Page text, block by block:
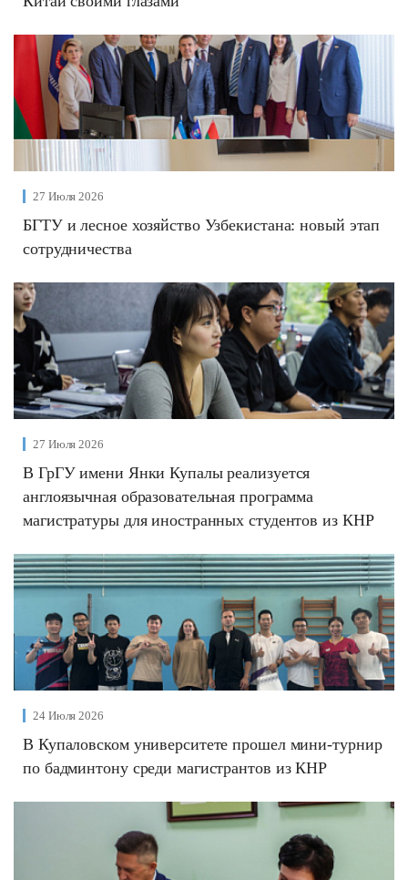
27 Июля 2026
БГТУ и лесное хозяйство Узбекистана: новый этап
сотрудничества
27 Июля 2026
В ГрГУ имени Янки Купалы реализуется
англоязычная образовательная программа
магистратуры для иностранных студентов из КНР
24 Июля 2026
В Купаловском университете прошел мини-турнир
по бадминтону среди магистрантов из КНР